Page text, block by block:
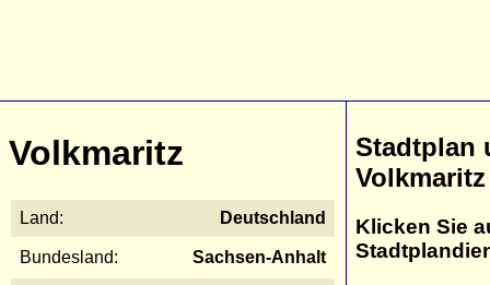
Volkmaritz
Land: Deutschland
Bundesland: Sachsen-Anhalt
Stadtplan
Volkmaritz
Klicken Sie